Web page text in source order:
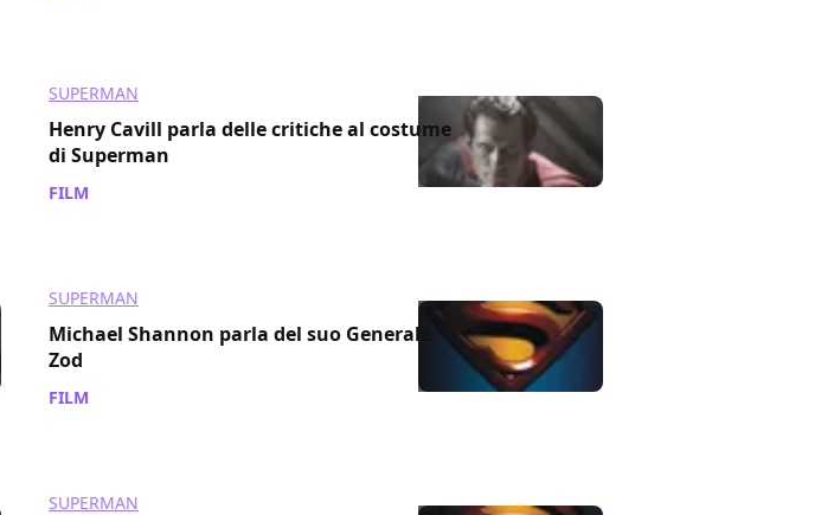
SUPERMAN
Henry Cavill parla delle critiche al costume
di Superman
FILM
SUPERMAN
Michael Shannon parla del suo Generale
Zod
FILM
SUPERMAN